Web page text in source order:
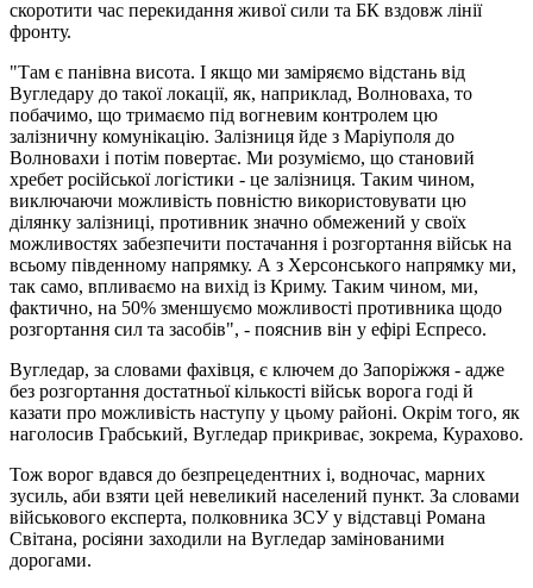
скоротити час перекидання живої сили та БК вздовж лінії
фронту.
"Там є панівна висота. І якщо ми заміряємо відстань від
Вугледару до такої локації, як, наприклад, Волноваха, то
побачимо, що тримаємо під вогневим контролем цю
залізничну комунікацію. Залізниця йде з Маріуполя до
Волновахи і потім повертає. Ми розуміємо, що становий
хребет російської логістики - це залізниця. Таким чином,
виключаючи можливість повністю використовувати цю
ділянку залізниці, противник значно обмежений у своїх
можливостях забезпечити постачання і розгортання військ на
всьому південному напрямку. А з Херсонського напрямку ми,
так само, впливаємо на вихід із Криму. Таким чином, ми,
фактично, на 50% зменшуємо можливості противника щодо
розгортання сил та засобів", - пояснив він у ефірі Еспресо.
Вугледар, за словами фахівця, є ключем до Запоріжжя - адже
без розгортання достатньої кількості військ ворога годі й
казати про можливість наступу у цьому районі. Окрім того, як
наголосив Грабський, Вугледар прикриває, зокрема, Курахово.
Тож ворог вдався до безпрецедентних і, водночас, марних
зусиль, аби взяти цей невеликий населений пункт. За словами
військового експерта, полковника ЗСУ у відставці Романа
Світана, росіяни заходили на Вугледар замінованими
дорогами.